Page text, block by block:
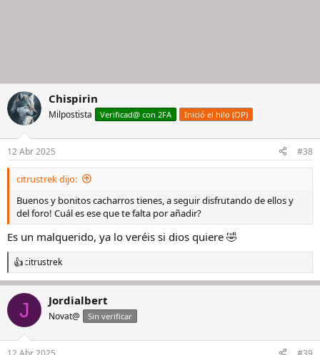
Chispirin
Milpostista Verificad@ con 2FA Inició el hilo (OP)
12 Abr 2025 #38
citrustrek dijo:
Buenos y bonitos cacharros tienes, a seguir disfrutando de ellos y
del foro! Cuál es ese que te falta por añadir?
Es un malquerido, ya lo veréis si dios quiere 🤣
R
e
c
i
citrustrek
J Jordialbert
Novat@ Sin verificar